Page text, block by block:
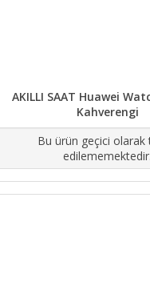
AKILLI SAAT Huawei
Kahverengi
Bu ürün geçici olarak